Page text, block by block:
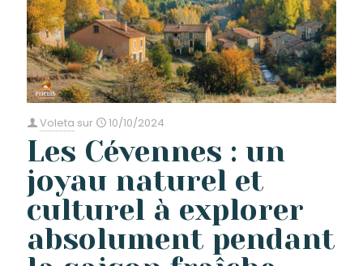
Voleta sur 10/10/2024
Les Cévennes : un
joyau naturel et
culturel à explorer
absolument pendant